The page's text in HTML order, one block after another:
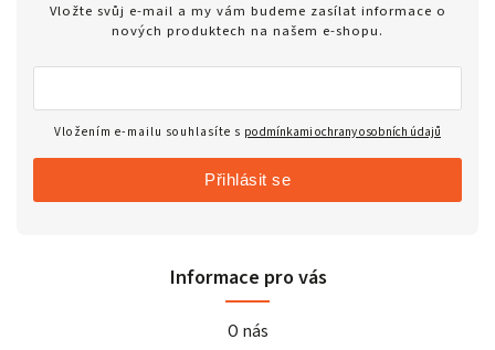
Vložte svůj e-mail a my vám budeme zasílat informace o
nových produktech na našem e-shopu.
Vložením e-mailu souhlasíte s podmínkami ochrany osobních údajů
Přihlásit se
Informace pro vás
O nás